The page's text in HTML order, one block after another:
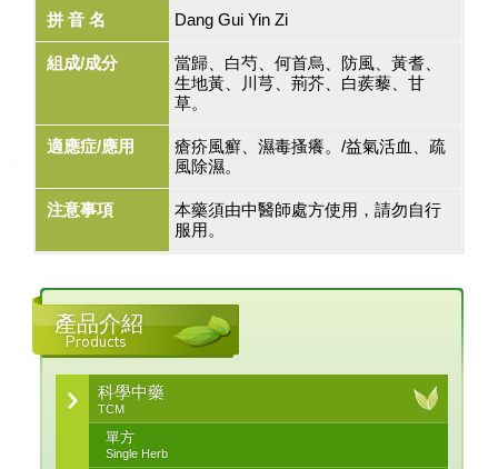
拼 音 名 Dang Gui Yin Zi
組成/成分
當歸、白芍、何首烏、防風、黃耆、
生地黃、川芎、荊芥、白蒺藜、甘
草。
適應症/應用
瘡疥風癬、濕毒搔癢。/益氣活血、疏
風除濕。
注意事項
本藥須由中醫師處方使用，請勿自行
服用。
產品介紹
Products
科學中藥
TCM
單方
Single Herb